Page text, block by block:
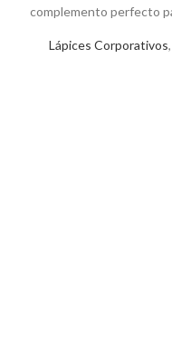
Lápices Corporativos,
complemento perfecto
fluida y cómoda